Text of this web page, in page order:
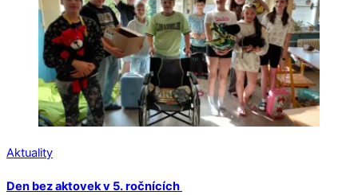
Aktuality
Den bez aktovek v 5. ročnících